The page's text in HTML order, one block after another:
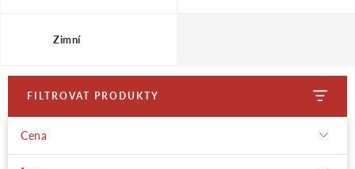
Moje objednávka
Zimní
FILTROVAT PRODUKTY
Cena